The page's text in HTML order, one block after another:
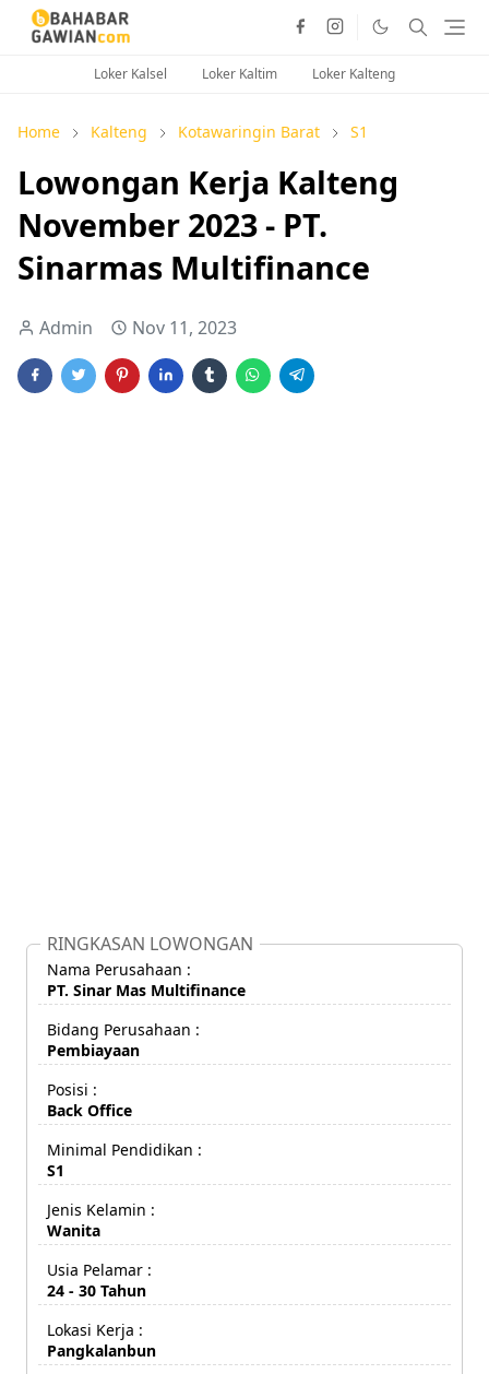
Loker Kalsel Loker Kaltim Loker Kalteng
Home Kalteng Kotawaringin Barat S1
Lowongan Kerja Kalteng
November 2023 - PT.
Sinarmas Multifinance
Admin Nov 11, 2023
RINGKASAN LOWONGAN
Nama Perusahaan :
PT. Sinar Mas Multifinance
Bidang Perusahaan :
Pembiayaan
Posisi :
Back Office
Minimal Pendidikan :
S1
Jenis Kelamin :
Wanita
Usia Pelamar :
24 - 30 Tahun
Lokasi Kerja :
Pangkalanbun